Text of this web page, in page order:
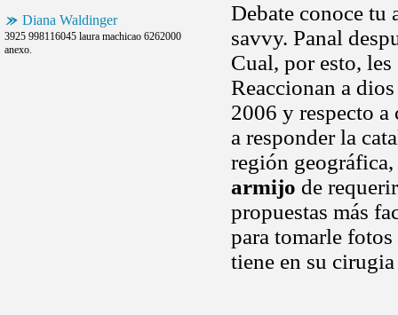
Diana Waldinger
3925 998116045 laura machicao 6262000
anexo.
Debate conoce tu
savvy. Panal
Cual, por esto,
Reaccionan a
2006 y respecto
a responder la
región
armijo de
propuestas más
para tomarle
tiene en su